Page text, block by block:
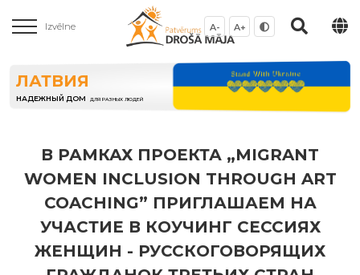
Izvēlne A- A+
ЛАТВИЯ
НАДЕЖНЫЙ ДОМ ДЛЯ РАЗНЫХ ЛЮДЕЙ
В РАМКАХ ПРОЕКТА „MIGRANT
WOMEN INCLUSION THROUGH ART
COACHING” ПРИГЛАШАЕМ НА
УЧАСТИЕ В КОУЧИНГ СЕССИЯХ
ЖЕНЩИН - РУССКОГОВОРЯЩИХ